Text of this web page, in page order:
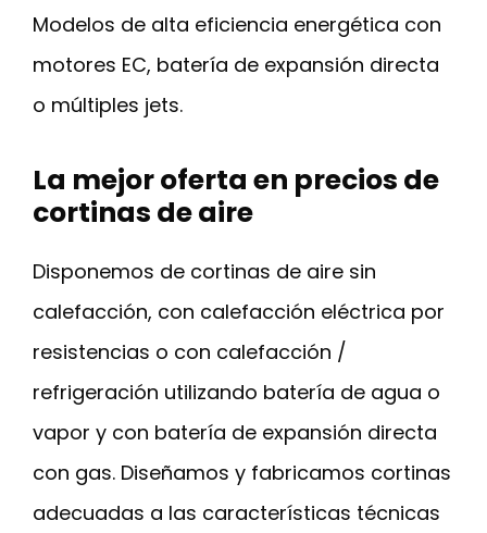
Modelos de alta eficiencia energética con
motores EC, batería de expansión directa
o múltiples jets.
La mejor oferta en precios de
cortinas de aire
Disponemos de cortinas de aire sin
calefacción, con calefacción eléctrica por
resistencias o con calefacción /
refrigeración utilizando batería de agua o
vapor y con batería de expansión directa
con gas. Diseñamos y fabricamos cortinas
adecuadas a las características técnicas